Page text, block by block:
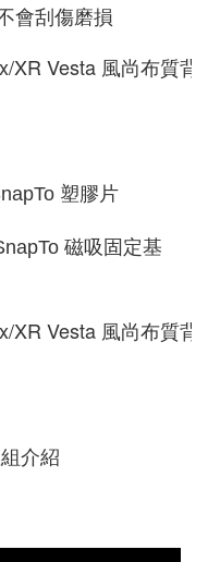
會刮傷磨損
塑膠片
磁吸固定基
介紹